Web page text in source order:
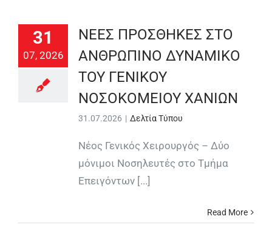
31
07, 2026
ΝΕΕΣ ΠΡΟΣΘΗΚΕΣ ΣΤΟ
ΑΝΘΡΩΠΙΝΟ ΔΥΝΑΜΙΚΟ
ΤΟΥ ΓΕΝΙΚΟΥ
ΝΟΣΟΚΟΜΕΙΟΥ ΧΑΝΙΩΝ
31.07.2026 | Δελτία Τύπου
Νέος Γενικός Χειρουργός – Δύο
μόνιμοι Νοσηλευτές στο Τμήμα
Επειγόντων [...]
Read More